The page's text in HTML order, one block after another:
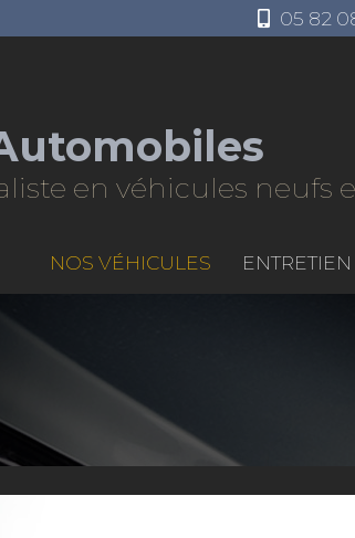
en véhicules neufs
NOS VÉHICULES
05 82